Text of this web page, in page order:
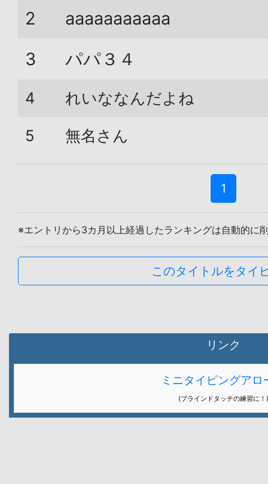
2
aaaaaaaaaaa
3
パパ３４
4 れいななんだよね
5 無名さん
1
※エントリから3カ月以上経過したランキングは自動的に
このタイトルをタイ
リンク
ミニタイピングアロ
(ブラインドタッチの練習に！)